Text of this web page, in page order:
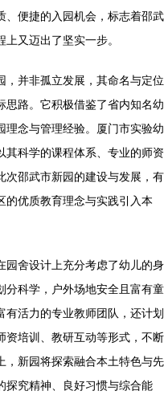
、便捷的入园机会，标志着邵武
又迈出了坚实一步。
，并非孤立发展，其命名与定位
思路。它积极借鉴了省内知名幼
念与管理经验。厦门市实验幼
其科学的课程体系、专业的师资
次邵武市新园的建设与发展，有
的优质教育理念与实践引入本
园舍设计上充分考虑了幼儿的身
分科学，户外场地安全且富有童
活力的专业教师团队，还计划
资培训、教研互动等形式，不断
，新园将探索融合本土特色与先
探究精神、良好习惯与综合能